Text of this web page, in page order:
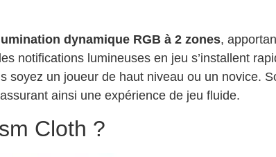
dynamique RGB à 2 zones,
notifications lumineuses en jeu s’installent
soyez un joueur de haut niveau ou un novice.
ainsi une expérience de jeu fluide.
Cloth ?